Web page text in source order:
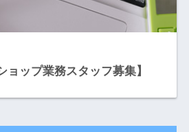
ョップ業務スタッフ募集】